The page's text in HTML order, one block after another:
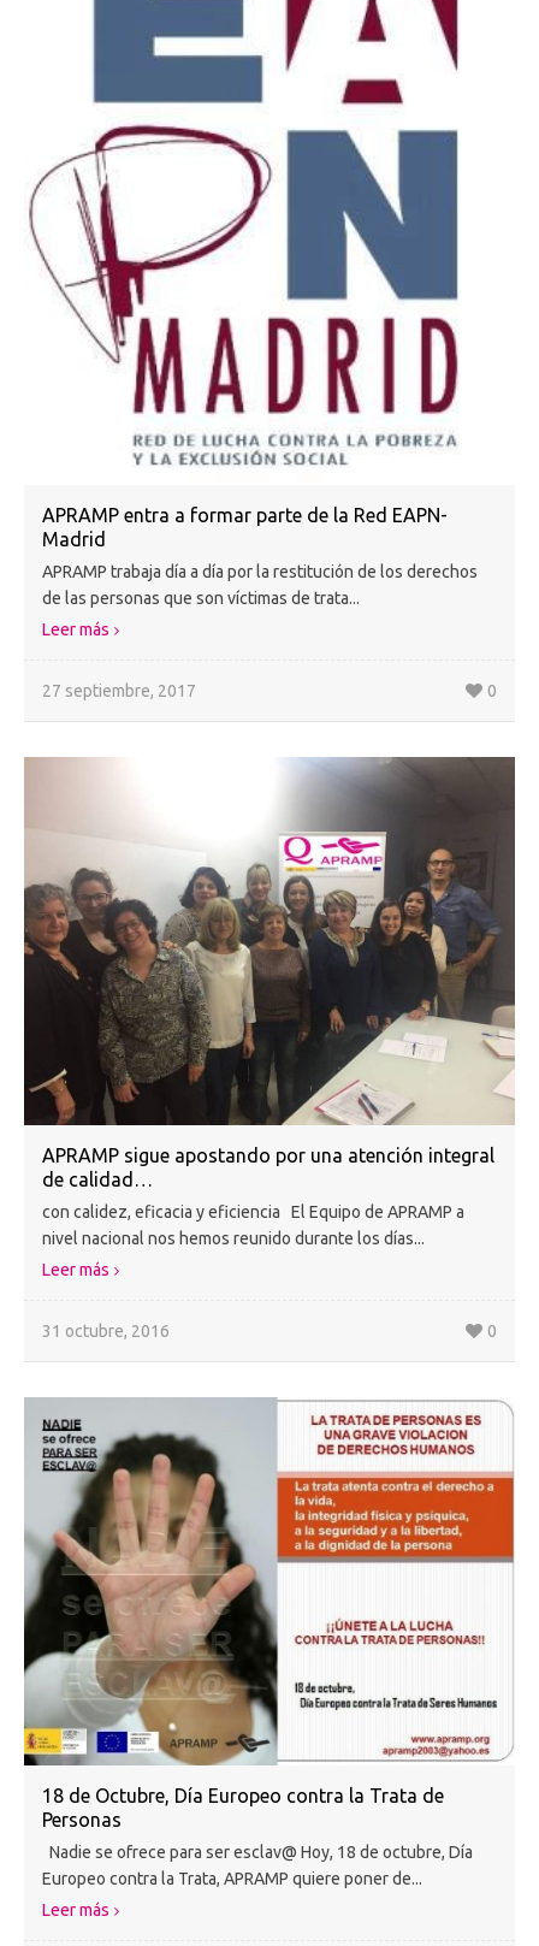
APRAMP entra a formar parte de la Red EAPN-
Madrid
APRAMP trabaja día a día por la restitución de los derechos
de las personas que son víctimas de trata...
Leer más
27 septiembre, 2017 0
APRAMP sigue apostando por una atención integral
de calidad…
con calidez, eficacia y eficiencia El Equipo de APRAMP a
nivel nacional nos hemos reunido durante los días...
Leer más
31 octubre, 2016 0
18 de Octubre, Día Europeo contra la Trata de
Personas
Nadie se ofrece para ser esclav@ Hoy, 18 de octubre, Día
Europeo contra la Trata, APRAMP quiere poner de...
Leer más